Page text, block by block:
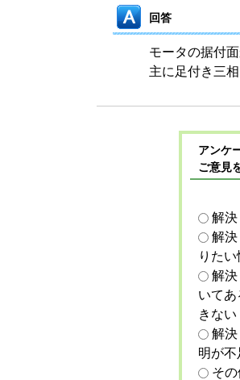
回答
モータの据付
主に足付き三
アンケ
ご意見
解
解
りた
解
いて
きない
解
明が
そ